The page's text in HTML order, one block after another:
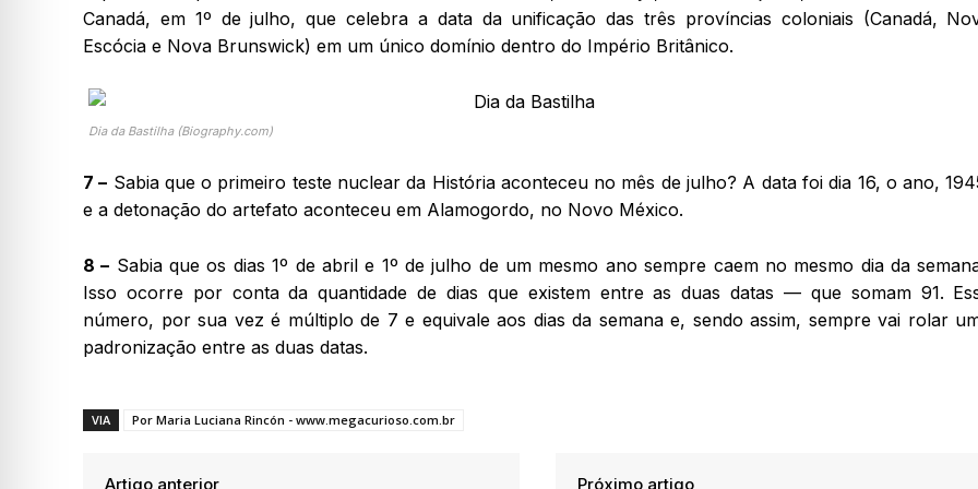
Canadá, em 1º de julho, que celebra a data da unificação das três províncias coloniais (Canadá,
Escócia e Nova Brunswick) em um único domínio dentro do Império Britânico.
Dia da Bastilha (Biography.com)
7 – Sabia que o primeiro teste nuclear da História aconteceu no mês de julho? A data foi dia 16, o ano,
e a detonação do artefato aconteceu em Alamogordo, no Novo México.
8 – Sabia que os dias 1º de abril e 1º de julho de um mesmo ano sempre caem no mesmo dia da
Isso ocorre por conta da quantidade de dias que existem entre as duas datas — que somam 91.
número, por sua vez é múltiplo de 7 e equivale aos dias da semana e, sendo assim, sempre vai rolar
padronização entre as duas datas.
VIA Por Maria Luciana Rincón - www.megacurioso.com.br
Artigo anterior Próximo artigo